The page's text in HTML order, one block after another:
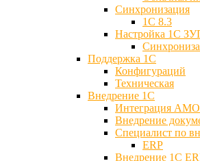
Синхронизация
1С 8.3
Настройка 1С
Поддержка 1С
Конфигураций
Техническая
Внедрение 1С
Интеграция
Внедрение
Специалист по
ERP
Внедрение 1С